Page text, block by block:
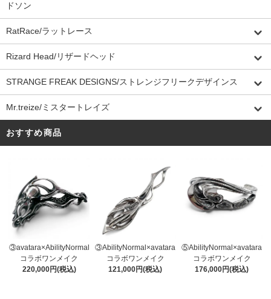
ドソン
RatRace/ラットレース
Rizard Head/リザードヘッド
STRANGE FREAK DESIGNS/ストレンジフリークデザインス
Mr.treize/ミスタートレイズ
おすすめ商品
③avatara×AbilityNormal
コラボワンメイク
220,000円(税込)
③AbilityNormal×avatara
コラボワンメイク
121,000円(税込)
⑤AbilityNormal×avatara
コラボワンメイク
176,000円(税込)